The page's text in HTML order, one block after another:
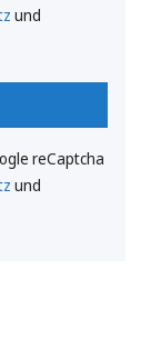
und
reCaptcha
und